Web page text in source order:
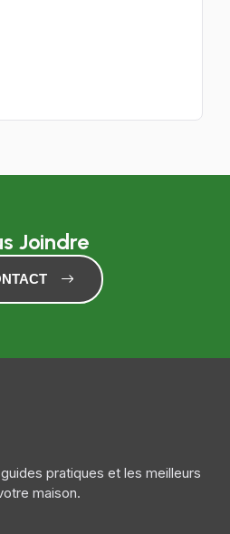
Joindre
pratiques et les meilleurs
maison.